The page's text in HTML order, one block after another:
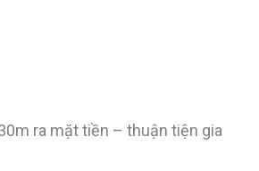
ra mặt tiền – thuận tiện gia